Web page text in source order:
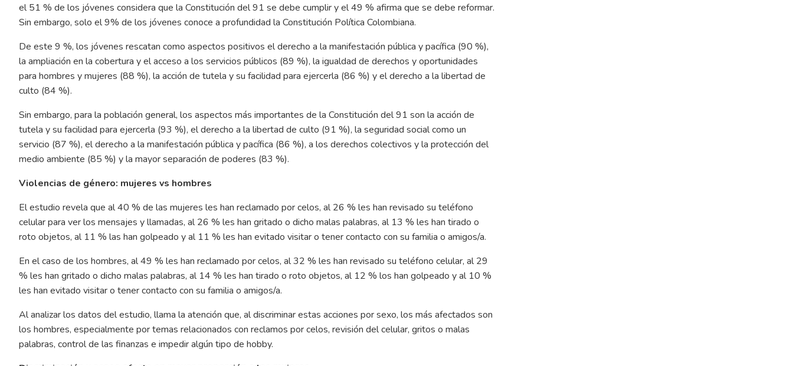
el 51 % de los jóvenes considera que la Constitución del 91 se debe cumplir y el 49 % afirma que se debe reformar.
Sin embargo, solo el 9% de los jóvenes conoce a profundidad la Constitución Política Colombiana.
De este 9 %, los jóvenes rescatan como aspectos positivos el derecho a la manifestación pública y pacífica (90 %),
la ampliación en la cobertura y el acceso a los servicios públicos (89 %), la igualdad de derechos y oportunidades
para hombres y mujeres (88 %), la acción de tutela y su facilidad para ejercerla (86 %) y el derecho a la libertad de
culto (84 %).
Sin embargo, para la población general, los aspectos más importantes de la Constitución del 91 son la acción de
tutela y su facilidad para ejercerla (93 %), el derecho a la libertad de culto (91 %), la seguridad social como un
servicio (87 %), el derecho a la manifestación pública y pacífica (86 %), a los derechos colectivos y la protección del
medio ambiente (85 %) y la mayor separación de poderes (83 %).
Violencias de género: mujeres vs hombres
El estudio revela que al 40 % de las mujeres les han reclamado por celos, al 26 % les han revisado su teléfono
celular para ver los mensajes y llamadas, al 26 % les han gritado o dicho malas palabras, al 13 % les han tirado o
roto objetos, al 11 % las han golpeado y al 11 % les han evitado visitar o tener contacto con su familia o amigos/a.
En el caso de los hombres, al 49 % les han reclamado por celos, al 32 % les han revisado su teléfono celular, al 29
% les han gritado o dicho malas palabras, al 14 % les han tirado o roto objetos, al 12 % los han golpeado y al 10 %
les han evitado visitar o tener contacto con su familia o amigos/a.
Al analizar los datos del estudio, llama la atención que, al discriminar estas acciones por sexo, los más afectados son
los hombres, especialmente por temas relacionados con reclamos por celos, revisión del celular, gritos o malas
palabras, control de las finanzas e impedir algún tipo de hobby.